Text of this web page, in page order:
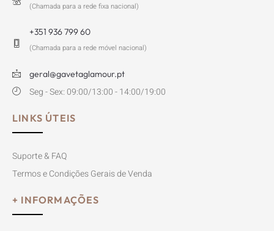
(Chamada para a rede fixa nacional)
+351 936 799 60
(Chamada para a rede móvel nacional)
geral@gavetaglamour.pt
Seg - Sex: 09:00/13:00 - 14:00/19:00
LINKS ÚTEIS
Suporte & FAQ
Termos e Condições Gerais de Venda
+ INFORMAÇÕES